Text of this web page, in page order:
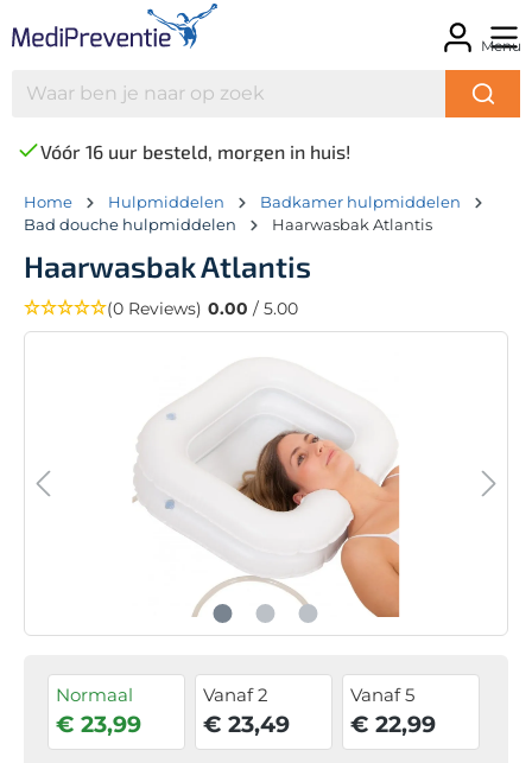
Menu
Vóór 16 uur besteld, morgen in huis!
Home Hulpmiddelen
Badkamer hulpmiddelen
Bad douche hulpmiddelen
Haarwasbak Atlantis
Haarwasbak Atlantis
(0 Reviews) 0.00 / 5.00
Normaal
€ 23,99
Vanaf 2
€ 23,49
Vanaf 5
€ 22,99